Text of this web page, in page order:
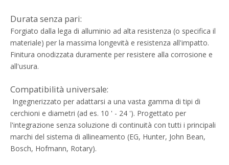
Durata senza pari:
Forgiato dalla lega di alluminio ad alta resistenza (o specifica il
materiale) per la massima longevità e resistenza all'impatto.
Finitura onodizzata duramente per resistere alla corrosione e
all'usura.
Compatibilità universale:
Ingegnerizzato per adattarsi a una vasta gamma di tipi di
cerchioni e diametri (ad es. 10 ' - 24 '). Progettato per
l'integrazione senza soluzione di continuità con tutti i principali
marchi del sistema di allineamento (EG, Hunter, John Bean,
Bosch, Hofmann, Rotary).